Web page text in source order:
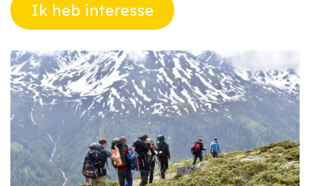
Ik heb interesse